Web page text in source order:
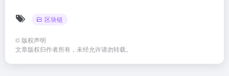
区块链
© 版权声明
文章版权归作者所有，未经允许请勿转载。